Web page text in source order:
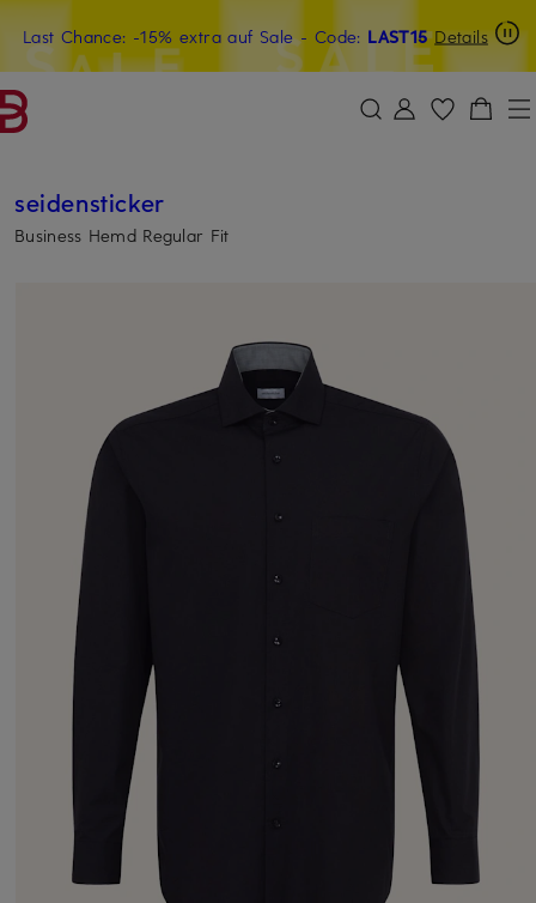
ZUM HAUPTINHALT ÜBERSPRINGEN ZUM SUCHFELD ÜBERSPRINGEN
Last Chance: -15% extra auf Sale- Code: LAST15 Details
15€-Willkommensgutschein mit Beyond sichern
seidensticker
Business Hemd Regular Fit